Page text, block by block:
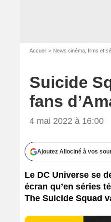
Accueil News cinéma, films et
Suicide
fans
4 mai 2022 à 16:00
Ajoutez Allociné à vos
Le DC Universe se
écran qu’en séries
The Suicide Squad